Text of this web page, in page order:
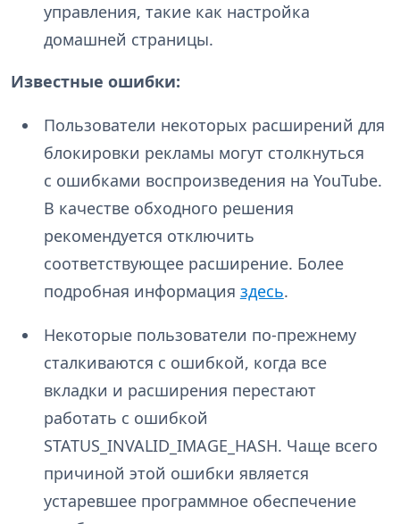
управления, такие как настройка
домашней страницы.
Известные ошибки:
Пользователи некоторых расширений для
блокировки рекламы могут столкнуться
с ошибками воспроизведения на YouTube.
В качестве обходного решения
рекомендуется отключить
соответствующее расширение. Более
подробная информация здесь.
Некоторые пользователи по-прежнему
сталкиваются с ошибкой, когда все
вкладки и расширения перестают
работать с ошибкой
STATUS_INVALID_IMAGE_HASH. Чаще всего
причиной этой ошибки является
устаревшее программное обеспечение